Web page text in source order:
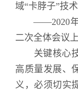
域“卡脖子”技术
——2020年
二次全体会议
关键核心技
高质量发展、
义，必须切实